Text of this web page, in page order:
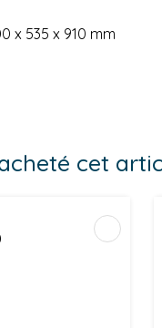
x 535 x 910 mm
cet